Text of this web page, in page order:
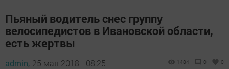
Пьяный водитель снес группу
велосипедистов в Ивановской области,
есть жертвы
admin, 25 мая 2018 - 08:25 1484 0 0